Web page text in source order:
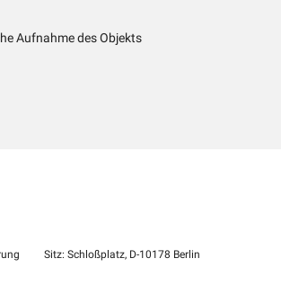
Aufnahme des Objekts
Sitz: Schloßplatz, D-10178 Berlin